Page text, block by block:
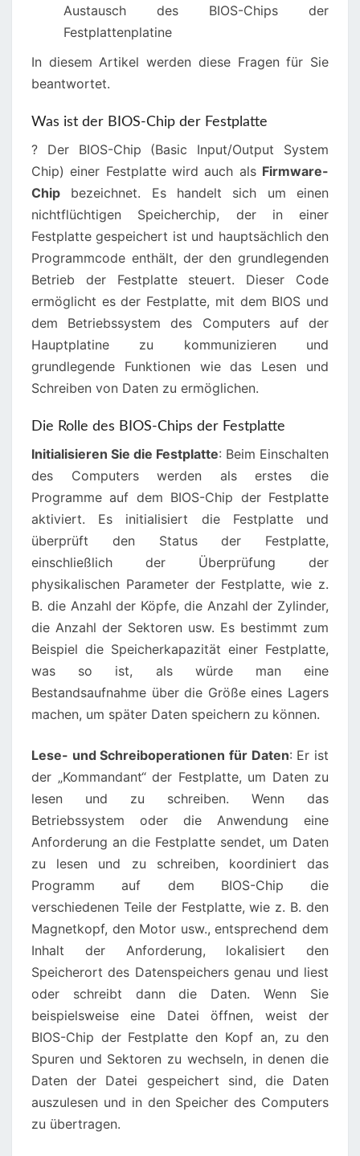
Austausch des BIOS-Chips der
Festplattenplatine
In diesem Artikel werden diese Fragen für Sie
beantwortet.
Was ist der BIOS-Chip der Festplatte
? Der BIOS-Chip (Basic Input/Output System
Chip) einer Festplatte wird auch als Firmware-
Chip bezeichnet. Es handelt sich um einen
nichtflüchtigen Speicherchip, der in einer
Festplatte gespeichert ist und hauptsächlich den
Programmcode enthält, der den grundlegenden
Betrieb der Festplatte steuert. Dieser Code
ermöglicht es der Festplatte, mit dem BIOS und
dem Betriebssystem des Computers auf der
Hauptplatine zu kommunizieren und
grundlegende Funktionen wie das Lesen und
Schreiben von Daten zu ermöglichen.
Die Rolle des BIOS-Chips der Festplatte
Initialisieren Sie die Festplatte: Beim Einschalten
des Computers werden als erstes die
Programme auf dem BIOS-Chip der Festplatte
aktiviert. Es initialisiert die Festplatte und
überprüft den Status der Festplatte,
einschließlich der Überprüfung der
physikalischen Parameter der Festplatte, wie z.
B. die Anzahl der Köpfe, die Anzahl der Zylinder,
die Anzahl der Sektoren usw. Es bestimmt zum
Beispiel die Speicherkapazität einer Festplatte,
was so ist, als würde man eine
Bestandsaufnahme über die Größe eines Lagers
machen, um später Daten speichern zu können.
Lese- und Schreiboperationen für Daten: Er ist
der „Kommandant“ der Festplatte, um Daten zu
lesen und zu schreiben. Wenn das
Betriebssystem oder die Anwendung eine
Anforderung an die Festplatte sendet, um Daten
zu lesen und zu schreiben, koordiniert das
Programm auf dem BIOS-Chip die
verschiedenen Teile der Festplatte, wie z. B. den
Magnetkopf, den Motor usw., entsprechend dem
Inhalt der Anforderung, lokalisiert den
Speicherort des Datenspeichers genau und liest
oder schreibt dann die Daten. Wenn Sie
beispielsweise eine Datei öffnen, weist der
BIOS-Chip der Festplatte den Kopf an, zu den
Spuren und Sektoren zu wechseln, in denen die
Daten der Datei gespeichert sind, die Daten
auszulesen und in den Speicher des Computers
zu übertragen.